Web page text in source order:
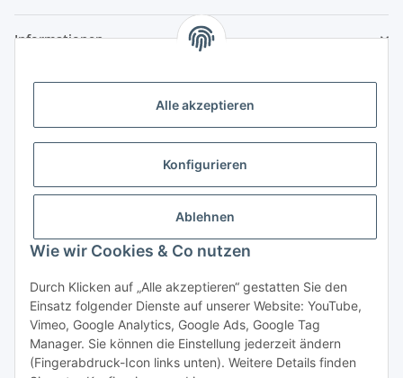
Alle akzeptieren
Konfigurieren
Ablehnen
Wie wir Cookies & Co nutzen
Durch Klicken auf „Alle akzeptieren“ gestatten Sie den
Einsatz folgender Dienste auf unserer Website: YouTube,
Vimeo, Google Analytics, Google Ads, Google Tag
Manager. Sie können die Einstellung jederzeit ändern
(Fingerabdruck-Icon links unten). Weitere Details finden
Informationen
Zahlungsmöglichkeiten
Vorkasse (per Bank-Überweisung)
PayPal
Kreditkarte
Banklastschrift
Rechnungskauf
Gesetzliche Informationen